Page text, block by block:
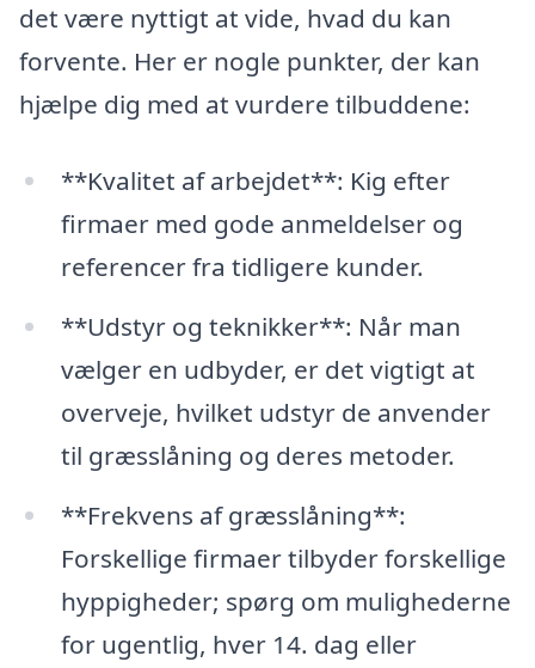
det være nyttigt at vide, hvad du kan
forvente. Her er nogle punkter, der kan
hjælpe dig med at vurdere tilbuddene:
**Kvalitet af arbejdet**: Kig efter
firmaer med gode anmeldelser og
referencer fra tidligere kunder.
**Udstyr og teknikker**: Når man
vælger en udbyder, er det vigtigt at
overveje, hvilket udstyr de anvender
til græsslåning og deres metoder.
**Frekvens af græsslåning**:
Forskellige firmaer tilbyder forskellige
hyppigheder; spørg om mulighederne
for ugentlig, hver 14. dag eller